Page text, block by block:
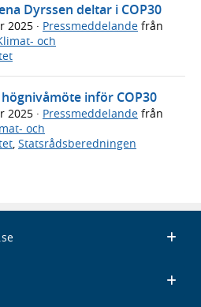
Dyrssen deltar i COP30
2025 · Pressmeddelande från
och
inför COP30
2025 · Pressmeddelande från
och
, Statsrådsberedningen